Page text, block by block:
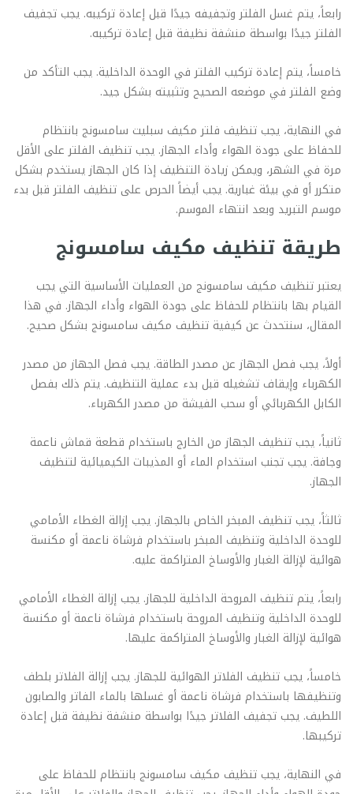
رابعاً، يتم غسل الفلتر وتجفيفه جيدًا قبل إعادة تركيبه. يجب تجفيف
الفلتر جيدًا بواسطة منشفة نظيفة قبل إعادة تركيبه.
خامساً، يتم إعادة تركيب الفلتر في الوحدة الداخلية. يجب التأكد من
وضع الفلتر في موضعه الصحيح وتثبيته بشكل جيد.
في النهاية، يجب تنظيف فلتر مكيف سبليت سامسونج بانتظام
للحفاظ على جودة الهواء وأداء الجهاز. يجب تنظيف الفلتر على الأقل
مرة في الشهر، ويمكن زيادة التنظيف إذا كان الجهاز يستخدم بشكل
متكرر أو في بيئة غبارية. يجب أيضاً الحرص على تنظيف الفلتر قبل بدء
موسم التبريد وبعد انتهاء الموسم.
طريقة تنظيف مكيف سامسونج
يعتبر تنظيف مكيف سامسونج من العمليات الأساسية التي يجب
القيام بها بانتظام للحفاظ على جودة الهواء وأداء الجهاز. في هذا
المقال، سنتحدث عن كيفية تنظيف مكيف سامسونج بشكل صحيح.
أولاً، يجب فصل الجهاز عن مصدر الطاقة. يجب فصل الجهاز من مصدر
الكهرباء وإيقاف تشغيله قبل بدء عملية التنظيف. يتم ذلك بفصل
الكابل الكهربائي أو سحب الفيشة من مصدر الكهرباء.
ثانياً، يجب تنظيف الجهاز من الخارج باستخدام قطعة قماش ناعمة
وجافة. يجب تجنب استخدام الماء أو المذيبات الكيميائية لتنظيف
الجهاز.
ثالثاً، يجب تنظيف المبخر الخاص بالجهاز. يجب إزالة الغطاء الأمامي
للوحدة الداخلية وتنظيف المبخر باستخدام فرشاة ناعمة أو مكنسة
هوائية لإزالة الغبار والأوساخ المتراكمة عليه.
رابعاً، يتم تنظيف المروحة الداخلية للجهاز. يجب إزالة الغطاء الأمامي
للوحدة الداخلية وتنظيف المروحة باستخدام فرشاة ناعمة أو مكنسة
هوائية لإزالة الغبار والأوساخ المتراكمة عليها.
خامساً، يجب تنظيف الفلاتر الهوائية للجهاز. يجب إزالة الفلاتر بلطف
وتنظيفها باستخدام فرشاة ناعمة أو غسلها بالماء الفاتر والصابون
اللطيف. يجب تجفيف الفلاتر جيدًا بواسطة منشفة نظيفة قبل إعادة
تركيبها.
في النهاية، يجب تنظيف مكيف سامسونج بانتظام للحفاظ على